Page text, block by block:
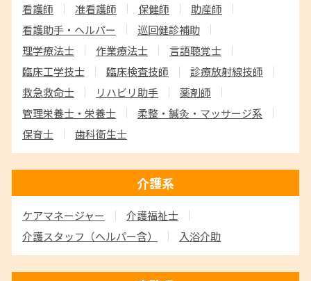
看護師 准看護師 保健師
助産師
看護助手・ヘルパー
巡回健診補助
理学療法士
作業療法士
言語聴覚士
臨床工学技士
臨床検査技師
診療放射線技師
救急救命士
リハビリ助手
薬剤師
管理栄養士・栄養士
柔整・鍼灸・マッサージ系
保育士
歯科衛生士
介護系
ケアマネージャー
介護福祉士
介護スタッフ （ヘルパー含） 入浴介助